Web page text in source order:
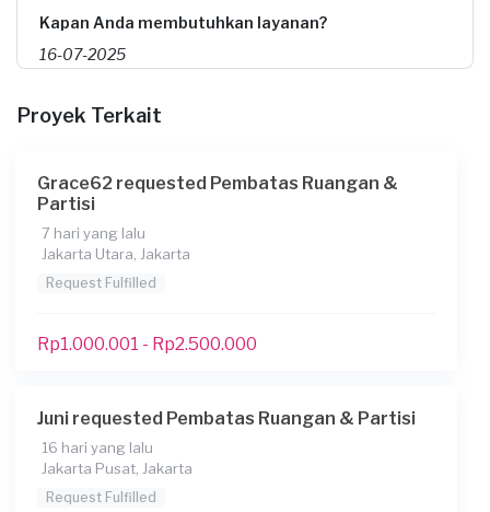
Kapan Anda membutuhkan layanan?
16-07-2025
Konsumen ini menggunakan
Proyek Terkait
Grace62 requested Pembatas Ruangan &
Partisi
7 hari yang lalu
Jakarta Utara, Jakarta
Request Fulfilled
Rp1.000.001 - Rp2.500.000
Juni requested Pembatas Ruangan & Partisi
16 hari yang lalu
Jakarta Pusat, Jakarta
Request Fulfilled